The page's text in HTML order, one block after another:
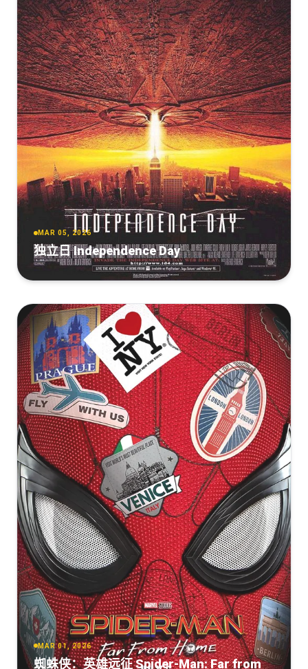
[16.6GB] 复制 下载
[RU]How.to.Train.Your.Dragon.2025.2160p.AMZN.WEB-
DL.DDP5.1.H265-Jaskier.mkv
[15.04GB] 复制 下载
[RU]How.to.Train.Your.Dragon.2025.2160p.WEB-
DL.Atmos.SDR.ELEKTRI4KA.mkv
[15.04GB] 复制 下载
How.to.Train.Your.Dragon.2025.2160p.WEB-
DL.DDP5.1.Atmos.SDR.H265-AOC
[14.18GB] 复制 下载
新·驯龙高手[无字片
源].How.to.Train.Your.Dragon.2025.2160p.AMZN.WEB-
DL.DDP.5.1.Atmos.HDR10+.H.265-DreamHD
[13.82GB] 复制 下载
新·驯龙高手[无字片
源].How.to.Train.Your.Dragon.2025.2160p.AMZN.WEB-
DL.DDP.5.1.Atmos.H.265-DreamHD
[13.81GB] 复制 下载
新·驯龙高手[杜比视界版本][无字片
源].2025.2160p.iTunes.WEB-
DL.DDP.5.1.Atmos.DV.H.265-DreamHD
[13.21GB] 复制 下载
新·驯龙高手[杜比视界版本][无字片
源].How.to.Train.Your.Dragon.2025.2160p.iT.WEB-
DL.DV.H.265.DDP5.1.Atmos-QuickIO
[13.21GB] 复制 下载
新·驯龙高手[杜比视界版本][无字片
源].How.to.Train.Your.Dragon.2025.2160p.iT.WEB-
DL.DDP5.1.Atmos.DV.H.265-PandaQT
[13.21GB] 复制 下载
MAR 05, 2026
独立日 Independence Day
MAR 01, 2026
蜘蛛侠：英雄远征 Spider-Man: Far from